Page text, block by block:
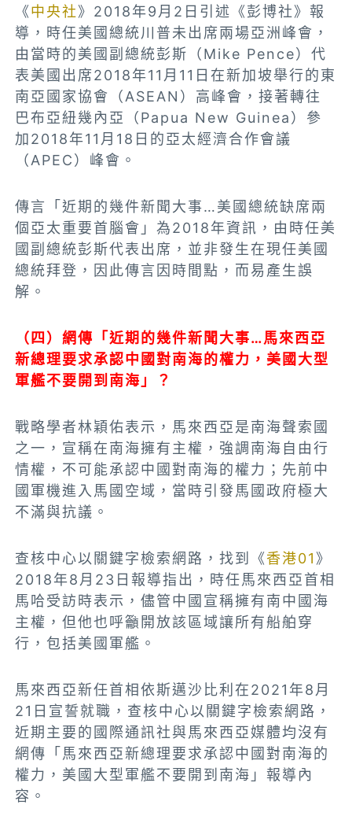
《中央社》2018年9月2日引述《彭博社》報
導，時任美國總統川普未出席兩場亞洲峰會，
由當時的美國副總統彭斯（Mike Pence）代
表美國出席2018年11月11日在新加坡舉行的東
南亞國家協會（ASEAN）高峰會，接著轉往
巴布亞紐幾內亞（Papua New Guinea）參
加2018年11月18日的亞太經濟合作會議
（APEC）峰會。
傳言「近期的幾件新聞大事…美國總統缺席兩
個亞太重要首腦會」為2018年資訊，由時任美
國副總統彭斯代表出席，並非發生在現任美國
總統拜登，因此傳言因時間點，而易產生誤
解。
（四）網傳「近期的幾件新聞大事…馬來西亞
新總理要求承認中國對南海的權力，美國大型
軍艦不要開到南海」？
戰略學者林穎佑表示，馬來西亞是南海聲索國
之一，宣稱在南海擁有主權，強調南海自由行
情權，不可能承認中國對南海的權力；先前中
國軍機進入馬國空域，當時引發馬國政府極大
不滿與抗議。
查核中心以關鍵字檢索網路，找到《香港01 》
2018年8月23日報導指出，時任馬來西亞首相
馬哈受訪時表示，儘管中國宣稱擁有南中國海
主權，但他也呼籲開放該區域讓所有船舶穿
行，包括美國軍艦。
馬來西亞新任首相依斯邁沙比利在2021年8月
21日宣誓就職， 查核中心以關鍵字檢索網路，
近期主要的國際通訊社與馬來西亞媒體均沒有
網傳「馬來西亞新總理要求承認中國對南海的
權力，美國大型軍艦不要開到南海」報導內
容。